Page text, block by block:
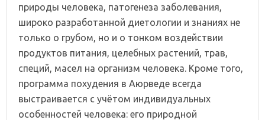
природы человека, патогенеза заболевания,
широко разработанной диетологии и знаниях не
только о грубом, но и о тонком воздействии
продуктов питания, целебных растений, трав,
специй, масел на организм человека. Кроме того,
программа похудения в Аюрведе всегда
выстраивается с учётом индивидуальных
особенностей человека: его природной